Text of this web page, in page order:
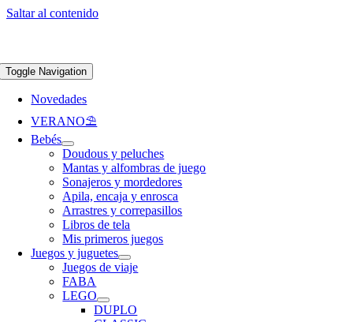
Saltar al contenido
Toggle Navigation
Novedades
VERANO⛱️​
Bebés
Doudous y peluches
Mantas y alfombras de juego
Sonajeros y mordedores
Apila, encaja y enrosca
Arrastres y correpasillos
Libros de tela
Mis primeros juegos
Juegos y juguetes
Juegos de viaje
FABA
LEGO
DUPLO